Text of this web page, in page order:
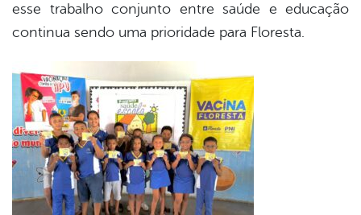
esse trabalho conjunto entre saúde e educação
continua sendo uma prioridade para Floresta.